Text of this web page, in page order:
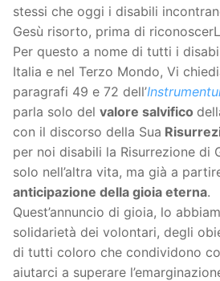
stessi che oggi i disabili
Gesù risorto, prima di
Per questo a nome di tutti i
Italia e nel Terzo Mondo, Vi
paragrafi 49 e 72 dell’
parla solo del valore salvifico
con il discorso della Sua
per noi disabili la Risurrezione di
solo nell’altra vita, ma già a
anticipazione della gioia eterna.
Quest’annuncio di gioia, lo
solidarietà dei volontari, degli
di tutti coloro che condividono
aiutarci a superare